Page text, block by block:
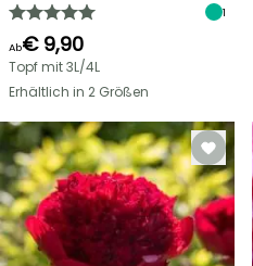
1
Ab€ 9,90
Topf mit 3L/4L
Erhältlich in 2 Größen